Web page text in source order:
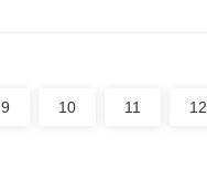
9 10 11 12